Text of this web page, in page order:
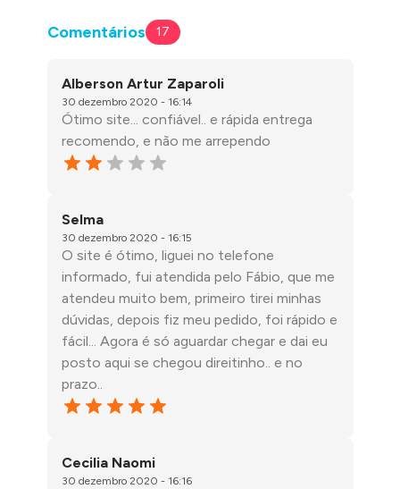
Comentários 17
Alberson Artur Zaparoli
30 dezembro 2020 - 16:14
Ótimo site... confiável.. e rápida entrega
recomendo, e não me arrependo
Selma
30 dezembro 2020 - 16:15
O site é ótimo, liguei no telefone
informado, fui atendida pelo Fábio, que me
atendeu muito bem, primeiro tirei minhas
dúvidas, depois fiz meu pedido, foi rápido e
fácil... Agora é só aguardar chegar e dai eu
posto aqui se chegou direitinho.. e no
prazo..
Cecilia Naomi
30 dezembro 2020 - 16:16